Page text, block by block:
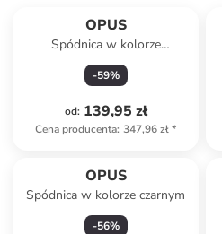
OPUS
Spódnica w kolorze
kremowym
-59%
od: 139,95 zł
Cena producenta: 347,96 zł*
OPUS
Spódnica w kolorze czarnym
-56%